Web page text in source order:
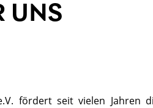
UNS
fördert seit vielen Jahren